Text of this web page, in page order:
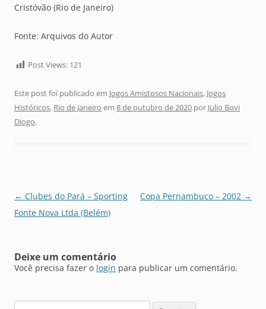
Cristóvão (Rio de Janeiro)
Fonte: Arquivos do Autor
Post Views: 121
Este post foi publicado em Jogos Amistosos Nacionais, Jogos
Históricos, Rio de Janeiro em 8 de outubro de 2020 por Julio Bovi
Diogo.
Navegação
de
← Clubes do Pará – Sporting
Fonte Nova Ltda (Belém)
Copa Pernambuco – 2002 →
Deixe um comentário
Você precisa fazer o login para publicar um comentário.